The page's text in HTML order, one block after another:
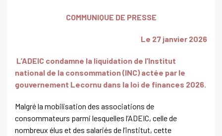
COMMUNIQUE DE PRESSE
Le 27 janvier 2026
L’ADEIC condamne la liquidation de l’Institut
national de la consommation (INC) actée par le
gouvernement Lecornu dans la loi de finances 2026.
Malgré la mobilisation des associations de
consommateurs parmi lesquelles l’ADEIC, celle de
nombreux élus et des salariés de l’institut, cette